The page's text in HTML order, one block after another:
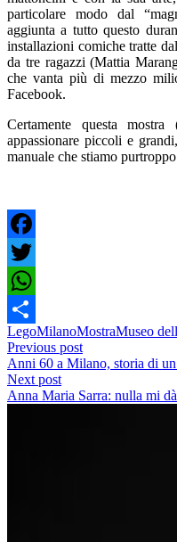
particolare modo dal
aggiunta a tutto questo
installazioni comiche tratte
da tre ragazzi (Mattia
che vanta più di mezzo
Facebook.
Certamente questa
appassionare piccoli e
manuale che stiamo
Facebook
Twitter
WhatsApp
Share
LegoMilanoMostraMuseo
Previous post
Anni 60 a Milano, storia di
Next post
Anna Maria Sarra: nulla mi